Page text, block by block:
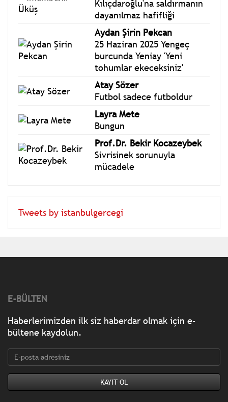
İmambakır Üküş
Kılıçdaroğlu'na saldırmanın
dayanılmaz hafifliği
Aydan Şirin Pekcan
25 Haziran 2025 Yengeç
burcunda Yeniay 'Yeni
tohumlar ekeceksiniz'
Atay Sözer
Futbol sadece futboldur
Layra Mete
Bungun
Prof.Dr. Bekir Kocazeybek
Sivrisinek sorunuyla
Haberlerimizden ilk siz haberdar olmak için e-
bültene kaydolun.